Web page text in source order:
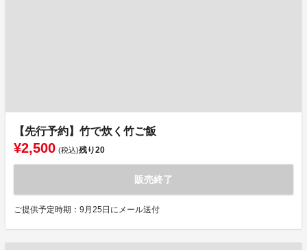
【先行予約】竹で炊く竹ご飯
¥2,500 (税込)残り20
販売終了
ご提供予定時期：9月25日にメール送付